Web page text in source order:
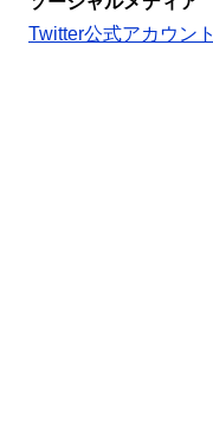
Twitter公式アカウント